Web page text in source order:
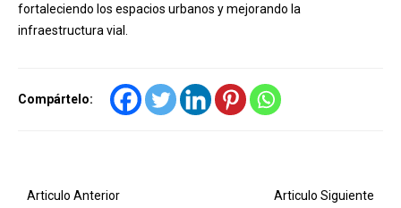
fortaleciendo los espacios urbanos y mejorando la
infraestructura vial.
Compártelo:
Post navigation
Articulo Anterior Articulo Siguiente